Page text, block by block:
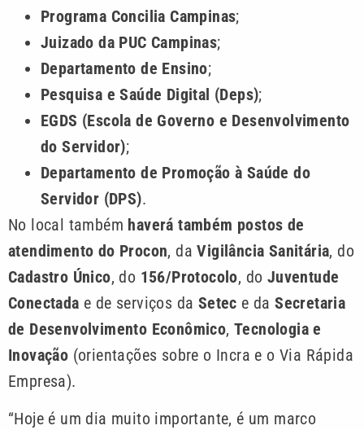
Programa Concilia Campinas;
Juizado da PUC Campinas;
Departamento de Ensino;
Pesquisa e Saúde Digital (Deps);
EGDS (Escola de Governo e Desenvolvimento
do Servidor);
Departamento de Promoção à Saúde do
Servidor (DPS).
No local também haverá também postos de
atendimento do Procon, daVigilância Sanitária, do
Cadastro Único, do 156/Protocolo, do Juventude
Conectada e de serviços da Setec e daSecretaria
de Desenvolvimento Econômico,Tecnologia e
Inovação (orientações sobre o Incra e o Via Rápida
Empresa).
“Hoje é um dia muito importante, é um marco